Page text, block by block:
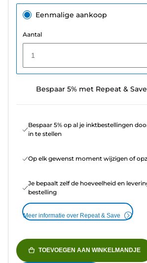
Eenmalige aankoop
Aantal
1
Bespaar 5% met Repeat & Save
Bespaar 5% op al je inktbestellingen
in te stellen
Op elk gewenst moment wijzigen of
Je bepaalt zelf de hoeveelheid en
bestelling
Meer informatie over Repeat & Save
TOEVOEGEN AAN WINKELMANDJE